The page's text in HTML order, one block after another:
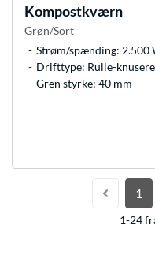
Kompostkværn
Grøn/Sort
Strøm/spænding: 2.500
Drifttype: Rulle-knusere
Gren styrke: 40 mm
1
1-24